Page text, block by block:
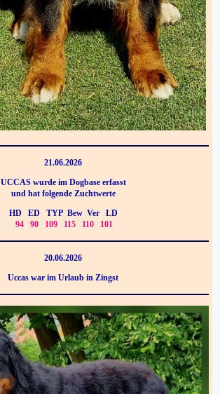
21.06.2026
UCCAS wurde im Dogbase erfasst
und hat folgende Zuchtwerte
HD ED TYP Bew Ver LD
94 90 109 115 110 101
20.06.2026
Uccas war im Urlaub in Zingst